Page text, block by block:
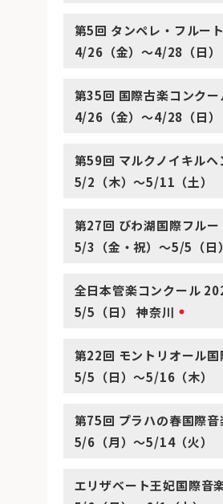
第5回 タンペレ・フルー
4/26（金）～4/28（日
第35回 国際古楽コンクー
4/26（金）～4/28（日
第59回 マルクノイキル
5/2（木）～5/11（土）
第27回 びわ湖国際フル
5/3（金・祝）～5/5（
全日本管楽コンクール
5/5（日） 神奈川
第22回 モントリオール
5/5（日）～5/16（木）
第75回 プラハの春国際
5/6（月）～5/14（火）
エリザベート王妃国際音